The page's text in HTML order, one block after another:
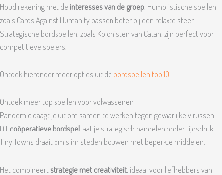
Houd rekening met de interesses van de groep . Humoristische spellen
zoals Cards Against Humanity passen beter bij een relaxte sfeer.
Strategische bordspellen, zoals Kolonisten van Catan, zijn perfect voor
competitieve spelers.
Ontdek hieronder meer opties uit de bordspellen top 10.
Ontdek meer top spellen voor volwassenen
Pandemic daagt je uit om samen te werken tegen gevaarlijke virussen.
Ditcoöperatieve bordspellaat je strategisch handelen onder tijdsdruk.
Tiny Towns draait om slim steden bouwen met beperkte middelen.
Het combineertstrategie met creativiteit, ideaal voor liefhebbers van